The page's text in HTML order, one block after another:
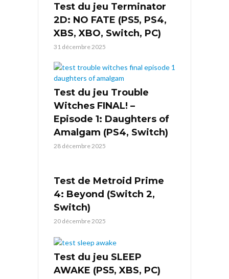
Test du jeu Terminator
2D: NO FATE (PS5, PS4,
XBS, XBO, Switch, PC)
31 décembre 2025
Test du jeu Trouble
Witches FINAL! –
Episode 1: Daughters of
Amalgam (PS4, Switch)
28 décembre 2025
Test de Metroid Prime
4: Beyond (Switch 2,
Switch)
20 décembre 2025
Test du jeu SLEEP
AWAKE (PS5, XBS, PC)